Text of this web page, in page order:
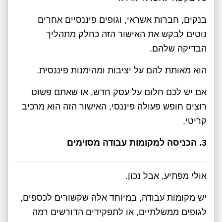
בנקים, חברות אשראי, וגופים פיננסיים אחרים
נוטים לבקש את האישור הזה כחלק מתהליך
הבדיקה שלהם.
הוא מאותת להם על יציבות ומהימנות פיננסית.
אם יש לכם חלום על עסק חדש, או שאתם פשוט
רוצים חופש פעולה פיננסי, האישור הזה הוא מרכיב
קריטי.
3. הכניסה למקומות עבודה מסוימים
אולי מפתיע, אבל נכון.
יש מקומות עבודה, במיוחד אלה שקשורים לכספים,
לגופים ממשלתיים, או לתפקידים הדורשים רמה